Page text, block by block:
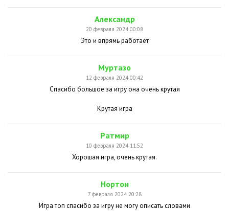
Александр
20 февраля 2024 00:08
Это и впрямь работает
Муртазо
12 февраля 2024 00:42
Спасибо большое за игру она очень крутая
Крутая игра
Ратмир
10 февраля 2024 11:52
Хорошая игра, очень крутая.
Нортон
7 февраля 2024 20:28
Игра топ спасибо за игру не могу описать словами